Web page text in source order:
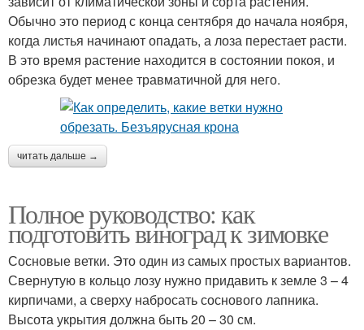
Обычно это период с конца сентября до начала ноября,
когда листья начинают опадать, а лоза перестает расти.
В это время растение находится в состоянии покоя, и
обрезка будет менее травматичной для него.
читать дальше →
Полное руководство: как
подготовить виноград к зимовке
Сосновые ветки. Это один из самых простых вариантов.
Свернутую в кольцо лозу нужно придавить к земле 3 – 4
кирпичами, а сверху набросать соснового лапника.
Высота укрытия должна быть 20 – 30 см.